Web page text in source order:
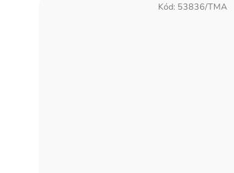
Kód: 53836/TMA